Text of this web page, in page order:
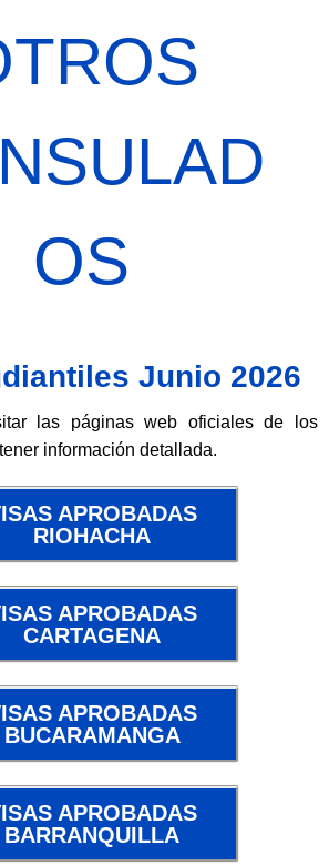
OS
Junio 2026
las páginas web oficiales de los
información detallada.
APROBADAS
RIOHACHA
APROBADAS
CARTAGENA
APROBADAS
BUCARAMANGA
APROBADAS
BARRANQUILLA